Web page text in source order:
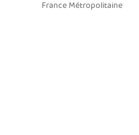
France Métropolitaine